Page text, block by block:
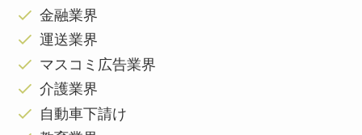
金融業界
運送業界
マスコミ広告業界
介護業界
自動車下請け